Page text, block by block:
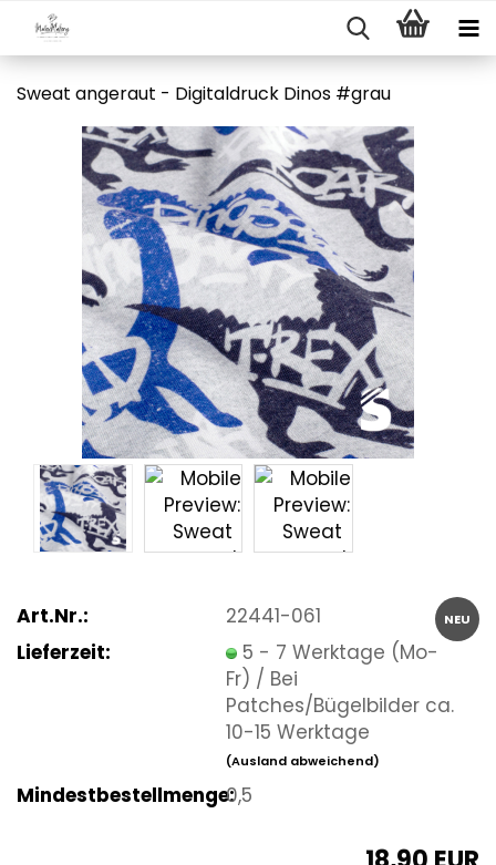
Sweat angeraut - Digitaldruck Dinos #grau
NEU
Art.Nr.:
22441-061
Lieferzeit:
5 - 7 Werktage (Mo-
Fr) / Bei
Patches/Bügelbilder ca.
10-15 Werktage
(Ausland abweichend)
Mindestbestellmenge:0,5